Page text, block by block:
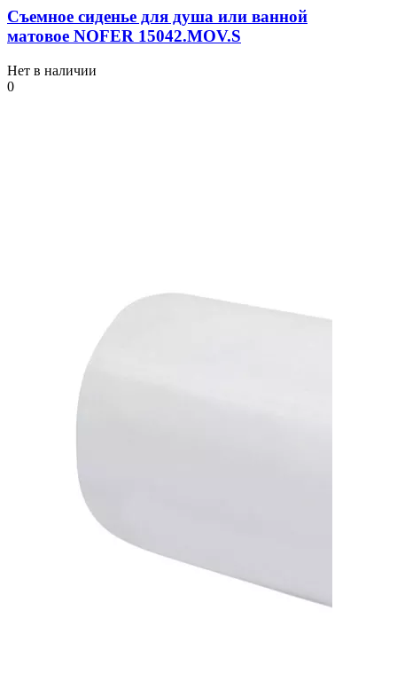
Съемное сиденье для душа или ванной
матовое NOFER 15042.MOV.S
Нет в наличии
0